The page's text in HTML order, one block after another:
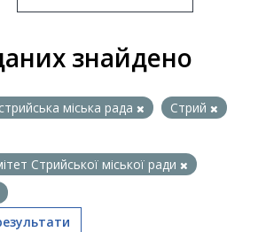
знайдено
стрийська міська рада
Стрий
Стрийської міської ради